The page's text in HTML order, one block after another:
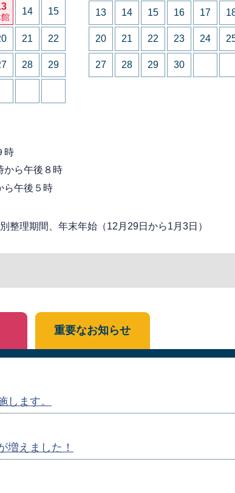
14 15
21 22
28 29
13 14 15 16 17
20 21 22 23 24
27 28 29 30
時
から午後８時
ら午後５時
整理期間、年末年始（12月29日から1月3日）
ます。
増えました！
重要なお知らせ